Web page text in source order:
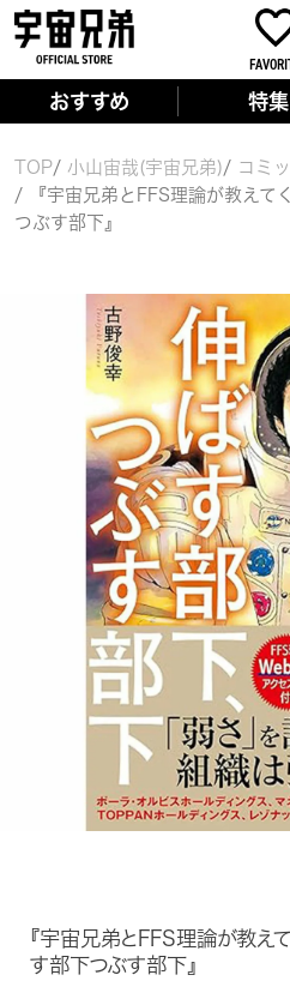
おすすめ 特集
TOP 小山宙哉(宇宙兄弟)
コミ
『宇宙兄弟とFFS理論が教え
つぶす部下』
『宇宙兄弟とFFS理論が教え
す部下つぶす部下』